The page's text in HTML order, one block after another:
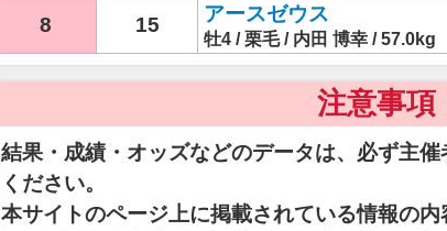
8 15 アースゼウス
牡4 / 栗毛 / 内田 博幸 / 57.0kg
注意事項
結果・成績・オッズなどのデータは、必ず主
ください。
本サイトのページ上に掲載されている情報の